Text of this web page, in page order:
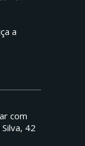
a
com
42